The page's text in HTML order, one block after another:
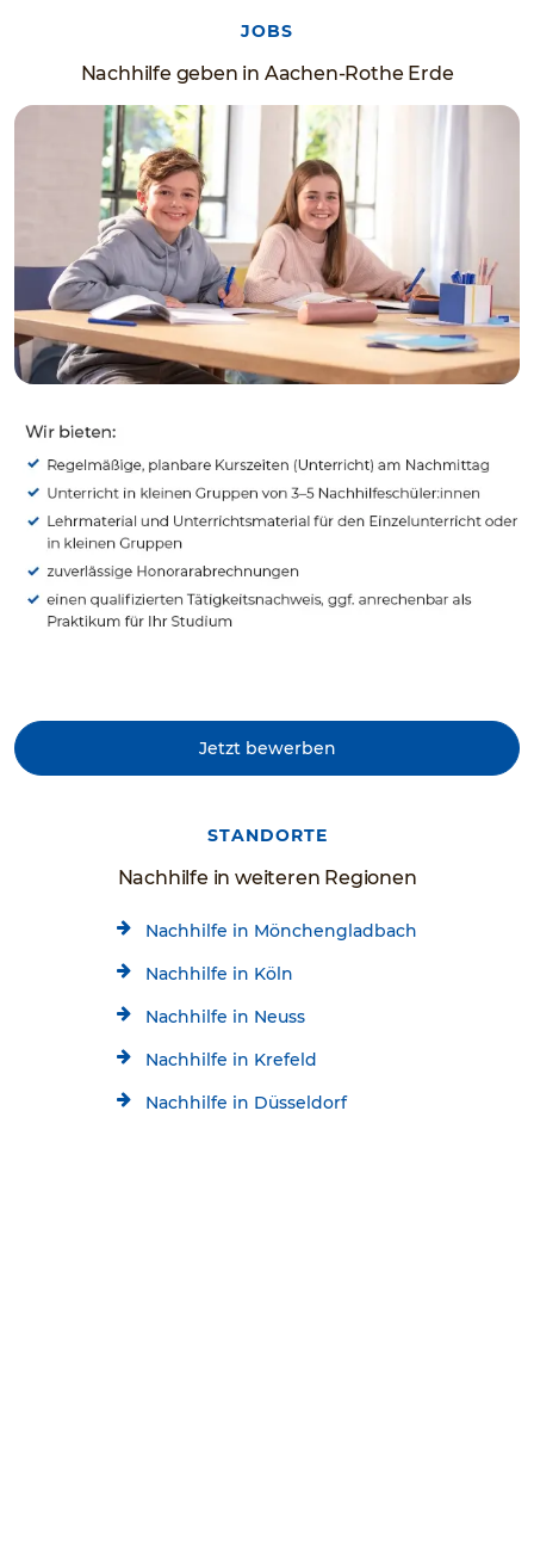
JOBS
Nachhilfe geben in Aachen-Rothe Erde
Jetzt bewerben
STANDORTE
Nachhilfe in weiteren Regionen
Nachhilfe in Mönchengladbach
Nachhilfe in Köln
Nachhilfe in Neuss
Nachhilfe in Krefeld
Nachhilfe in Düsseldorf